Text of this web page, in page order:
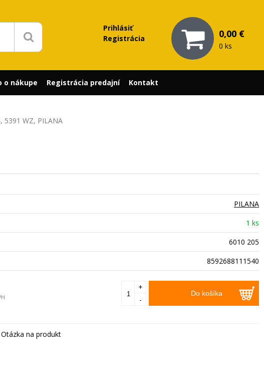
Prihlásiť
Registrácia
0,00 €
0 ks
5391 WZ, PILANA
PILANA
1 ks
6010 205
8592688111540
Do košíka
+
-
Otázka na produkt
o nákupe Registrácia predajní Kontakt